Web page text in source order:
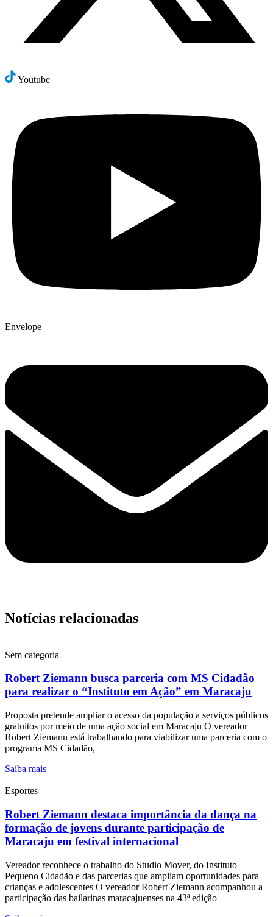
Youtube
Envelope
Notícias relacionadas
Sem categoria
Robert Ziemann busca parceria com MS Cidadão
para realizar o “Instituto em Ação” em Maracaju
Proposta pretende ampliar o acesso da população a serviços públicos
gratuitos por meio de uma ação social em Maracaju O vereador
Robert Ziemann está trabalhando para viabilizar uma parceria com o
programa MS Cidadão,
Saiba mais
Esportes
Robert Ziemann destaca importância da dança na
formação de jovens durante participação de
Maracaju em festival internacional
Vereador reconhece o trabalho do Studio Mover, do Instituto
Pequeno Cidadão e das parcerias que ampliam oportunidades para
crianças e adolescentes O vereador Robert Ziemann acompanhou a
participação das bailarinas maracajuenses na 43ª edição